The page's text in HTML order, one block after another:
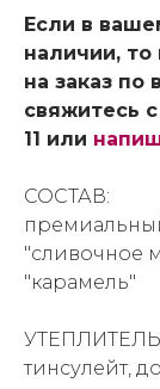
Если в
наличии,
на заказ по
свяжитесь
11 или
СОСТАВ:
"сливочное
"карамель"
тинсулейт,